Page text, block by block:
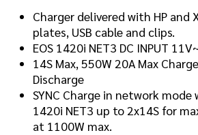
Charger delivered with HP and
plates, USB cable and clips.
EOS 1420i NET3 DC INPUT
14S Max, 550W 20A Max
Discharge
SYNC Charge in network mode
1420i NET3 up to 2x14S for
at 1100W max.